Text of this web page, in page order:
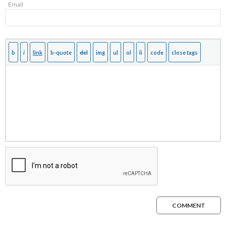
Email
COMMENT